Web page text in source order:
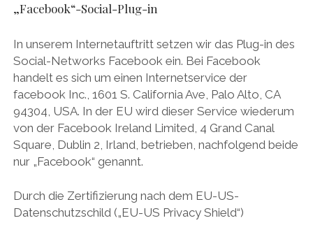
„Facebook“-Social-Plug-in
In unserem Internetauftritt setzen wir das Plug-in des
Social-Networks Facebook ein. Bei Facebook
handelt es sich um einen Internetservice der
facebook Inc., 1601 S. California Ave, Palo Alto, CA
94304, USA. In der EU wird dieser Service wiederum
von der Facebook Ireland Limited, 4 Grand Canal
Square, Dublin 2, Irland, betrieben, nachfolgend beide
nur „Facebook“ genannt.
Durch die Zertifizierung nach dem EU-US-
Datenschutzschild („EU-US Privacy Shield“)